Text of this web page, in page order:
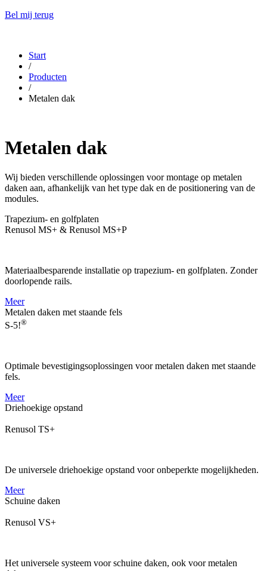
Bel mij terug
Start
/
Producten
/
Metalen dak
Metalen dak
Wij bieden verschillende oplossingen voor montage op metalen
daken aan, afhankelijk van het type dak en de positionering van de
modules.
Trapezium- en golfplaten
Renusol MS+ & Renusol MS+P
Materiaalbesparende installatie op trapezium- en golfplaten. Zonder
doorlopende rails.
Meer
Metalen daken met staande fels
S-5!®
Optimale bevestigingsoplossingen voor metalen daken met staande
fels.
Meer
Driehoekige opstand
Renusol TS+
De universele driehoekige opstand voor onbeperkte mogelijkheden.
Meer
Schuine daken
Renusol VS+
Het universele systeem voor schuine daken, ook voor metalen